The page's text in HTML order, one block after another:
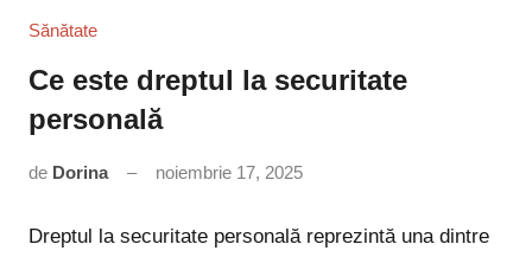
Sănătate
Ce este dreptul la securitate
personală
de Dorina noiembrie 17, 2025
Dreptul la securitate personală reprezintă una dintre